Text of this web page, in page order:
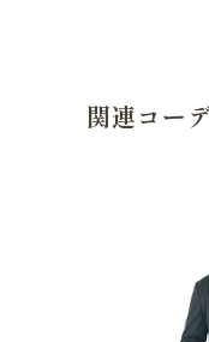
関連コー